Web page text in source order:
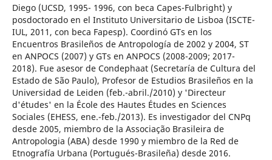
Diego (UCSD, 1995- 1996, con beca Capes-Fulbright) y
posdoctorado en el Instituto Universitario de Lisboa (ISCTE-
IUL, 2011, con beca Fapesp). Coordinó GTs en los
Encuentros Brasileños de Antropología de 2002 y 2004, ST
en ANPOCS (2007) y GTs en ANPOCS (2008-2009; 2017-
2018). Fue asesor de Condephaat (Secretaría de Cultura del
Estado de São Paulo), Profesor de Estudios Brasileños en la
Universidad de Leiden (feb.-abril./2010) y 'Directeur
d'études' en la École des Hautes Études en Sciences
Sociales (EHESS, ene.-feb./2013). Es investigador del CNPq
desde 2005, miembro de la Associação Brasileira de
Antropologia (ABA) desde 1990 y miembro de la Red de
Etnografía Urbana (Portugués-Brasileña) desde 2016.